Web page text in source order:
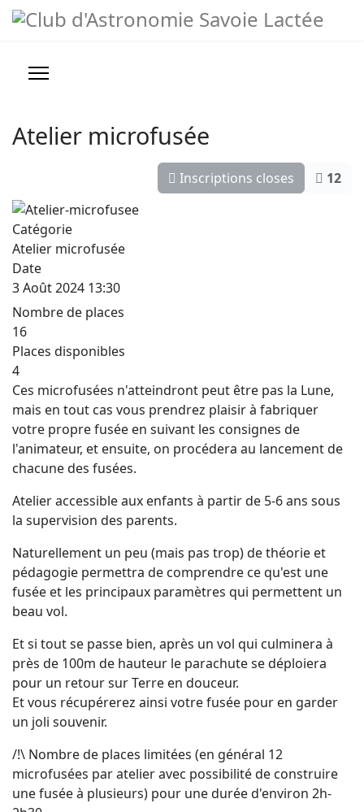
Astuces et Liens
Atelier microfusée
Inscriptions closes 12
Catégorie
Atelier microfusée
Date
3 Août 2024 13:30
Nombre de places
16
Places disponibles
4
Ces microfusées n'atteindront peut être pas la Lune,
mais en tout cas vous prendrez plaisir à fabriquer
votre propre fusée en suivant les consignes de
l'animateur, et ensuite, on procédera au lancement de
chacune des fusées.
Atelier accessible aux enfants à partir de 5-6 ans sous
la supervision des parents.
Naturellement un peu (mais pas trop) de théorie et
pédagogie permettra de comprendre ce qu'est une
fusée et les principaux paramètres qui permettent un
beau vol.
Et si tout se passe bien, après un vol qui culminera à
près de 100m de hauteur le parachute se déploiera
pour un retour sur Terre en douceur.
Et vous récupérerez ainsi votre fusée pour en garder
un joli souvenir.
/!\ Nombre de places limitées (en général 12
microfusées par atelier avec possibilité de construire
une fusée à plusieurs) pour une durée d'environ 2h-
précédente
précédent
suivante
suivant